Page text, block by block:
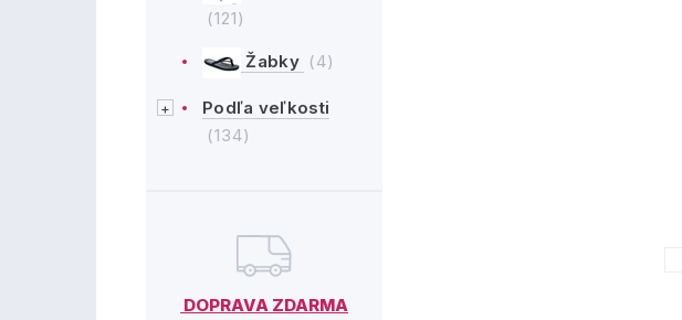
(121)
Žabky (4)
Podľa veľkosti
(134)
DOPRAVA ZDARMA